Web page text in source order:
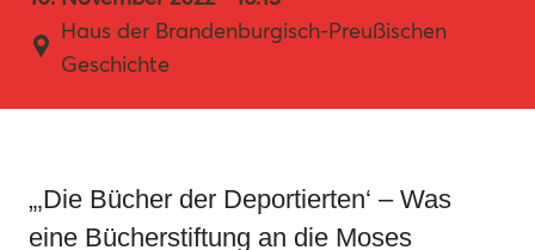
Haus der Brandenburgisch-Preußischen
Geschichte
„‚Die Bücher der Deportierten‘ – Was
eine Bücherstiftung an die Moses